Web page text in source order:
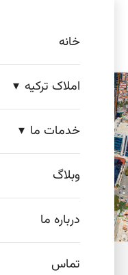
خانه
املاک ترکیه
خدمات ما
وبلاگ
درباره ما
تماس